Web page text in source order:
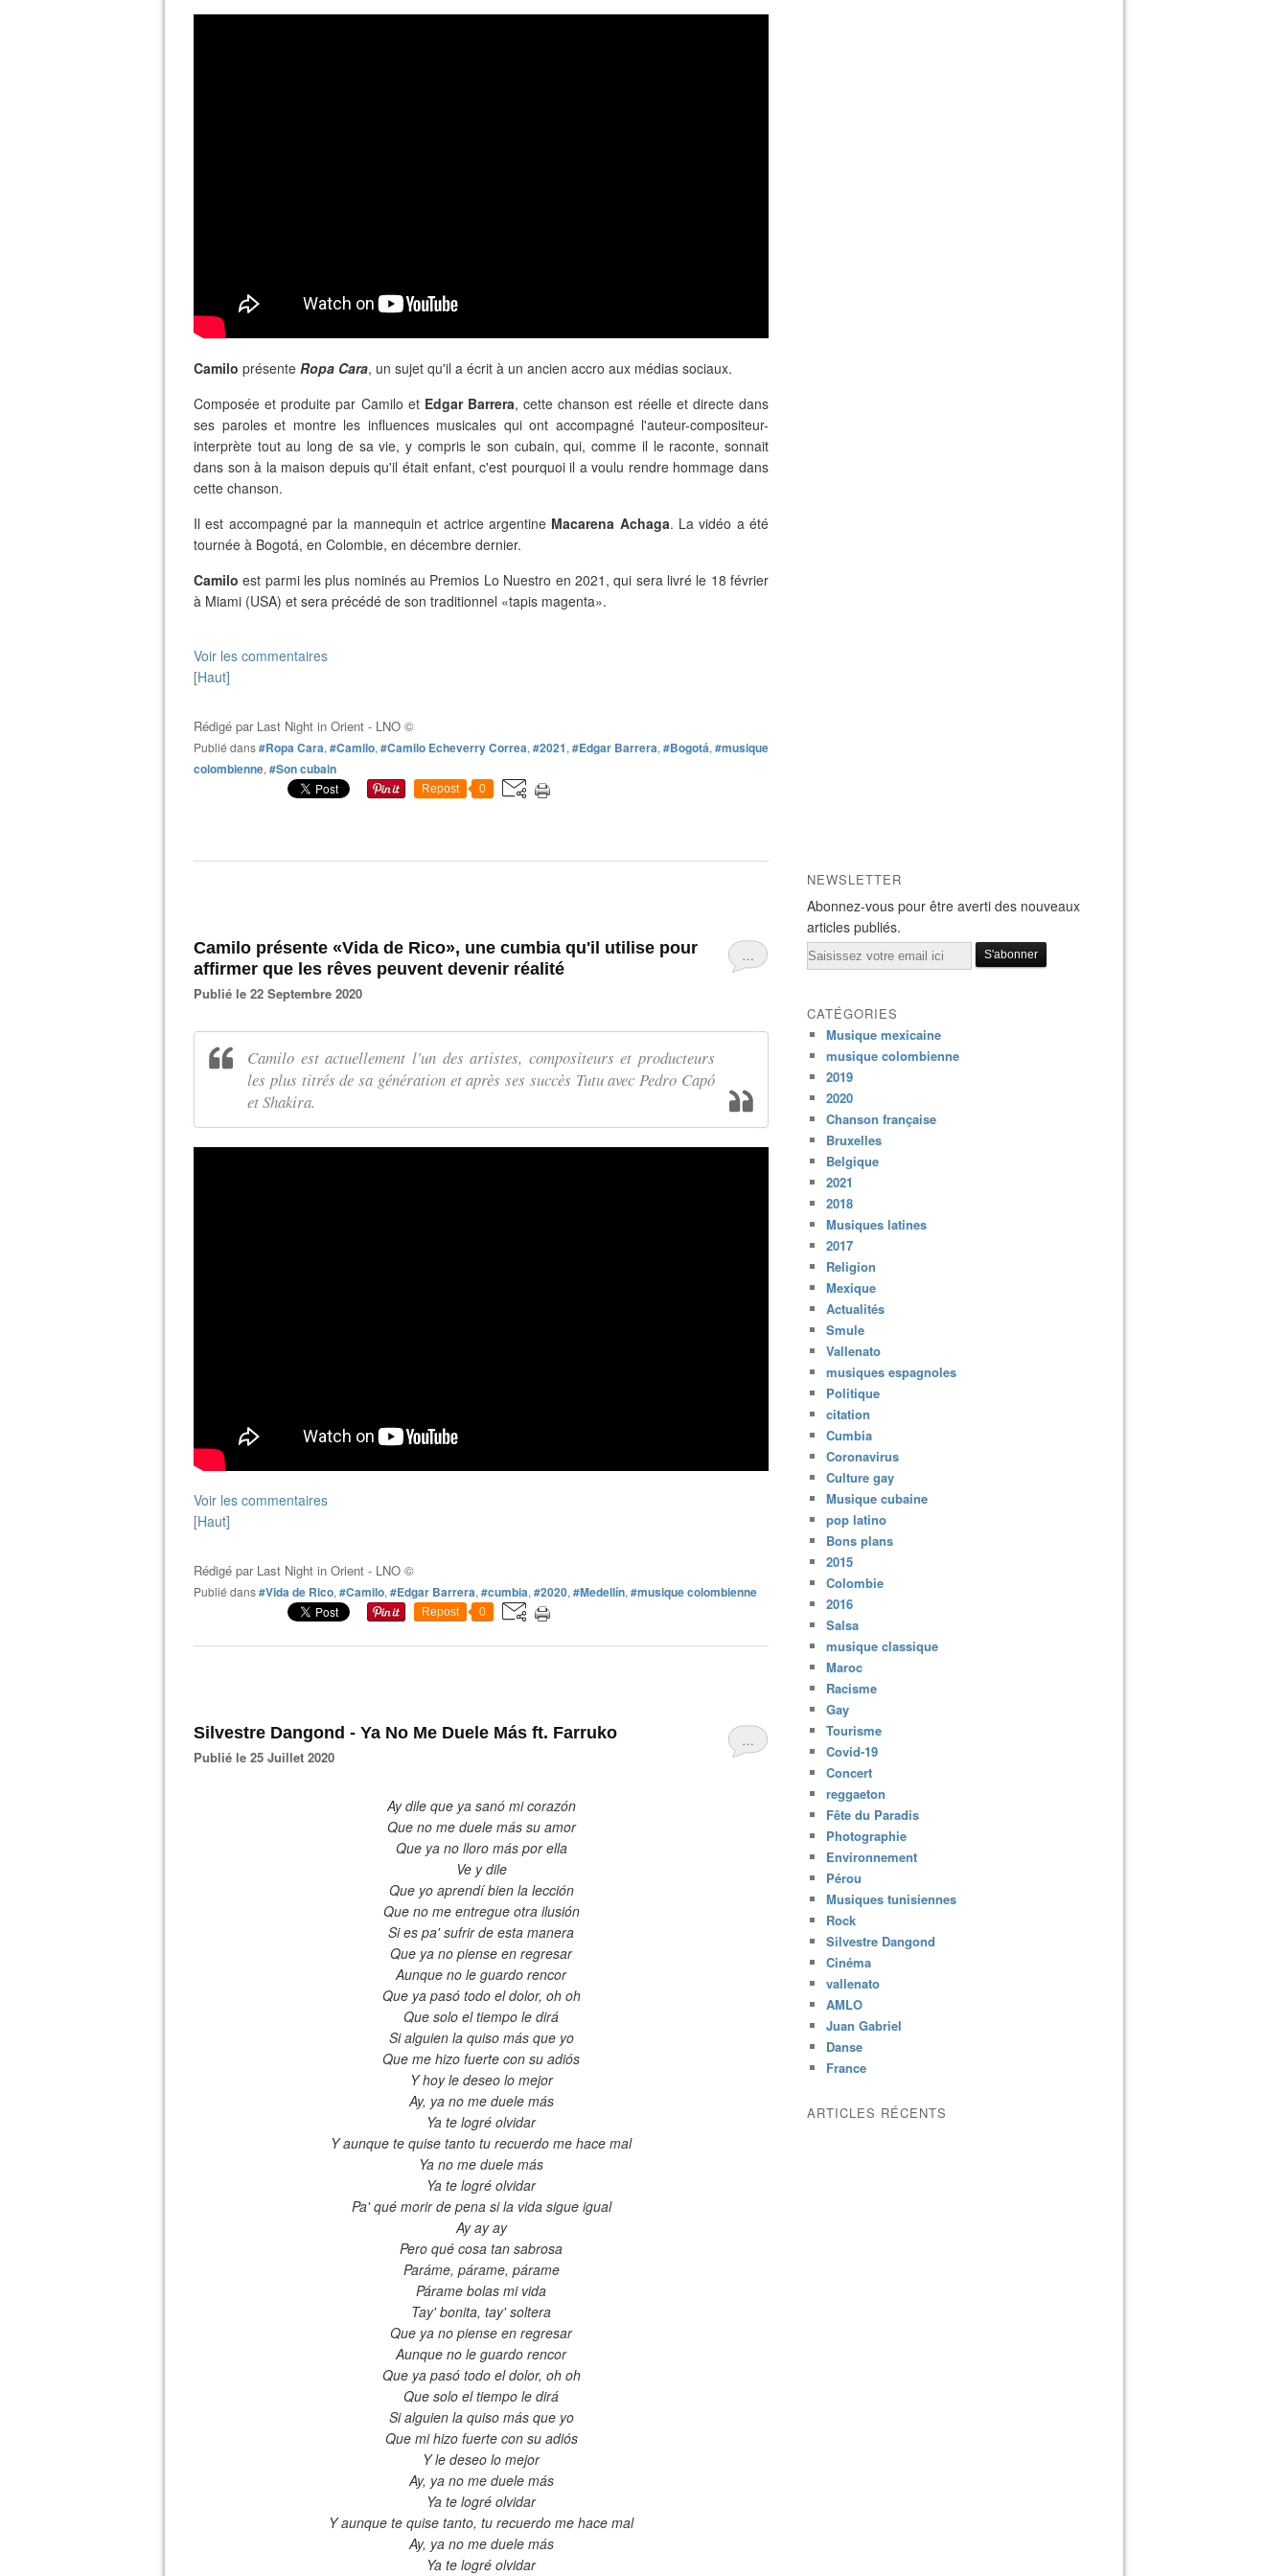
Camilo présente Ropa Cara, un sujet qu'il a écrit à un ancien accro aux médias sociaux.
Composée et produite par Camilo et Edgar Barrera, cette chanson est réelle et directe dans
ses paroles et montre les influences musicales qui ont accompagné l'auteur-compositeur-
interprète tout au long de sa vie, y compris le son cubain, qui, comme il le raconte, sonnait
dans son à la maison depuis qu'il était enfant, c'est pourquoi il a voulu rendre hommage dans
cette chanson.
Il est accompagné par la mannequin et actrice argentine Macarena Achaga. La vidéo a été
tournée à Bogotá, en Colombie, en décembre dernier.
Camilo est parmi les plus nominés au Premios Lo Nuestro en 2021, qui sera livré le 18 février
à Miami (USA) et sera précédé de son traditionnel «tapis magenta».
Voir les commentaires
[Haut]
Rédigé par Last Night in Orient - LNO ©
Publié dans#Ropa Cara, #Camilo, #Camilo Echeverry Correa, #2021, #Edgar Barrera, #Bogotá, #musique
colombienne, #Son cubain
Repost 0
…
Camilo présente «Vida de Rico», une cumbia qu'il utilise pour
affirmer que les rêves peuvent devenir réalité
Publié le 22 Septembre 2020
Camilo est actuellement l'un des artistes, compositeurs et producteurs
les plus titrés de sa génération et après ses succès Tutu avec Pedro Capó
et Shakira.
Voir les commentaires
[Haut]
Rédigé par Last Night in Orient - LNO ©
Publié dans#Vida de Rico, #Camilo, #Edgar Barrera, #cumbia, #2020, #Medellín, #musique colombienne
Repost 0
…
Silvestre Dangond - Ya No Me Duele Más ft. Farruko
Publié le 25 Juillet 2020
Ay dile que ya sanó mi corazón
Que no me duele más su amor
Que ya no lloro más por ella
Ve y dile
Que yo aprendí bien la lección
Que no me entregue otra ilusión
Si es pa' sufrir de esta manera
Que ya no piense en regresar
Aunque no le guardo rencor
Que ya pasó todo el dolor, oh oh
Que solo el tiempo le dirá
Si alguien la quiso más que yo
Que me hizo fuerte con su adiós
Y hoy le deseo lo mejor
Ay, ya no me duele más
Ya te logré olvidar
Y aunque te quise tanto tu recuerdo me hace mal
Ya no me duele más
Ya te logré olvidar
Pa' qué morir de pena si la vida sigue igual
Ay ay ay
Pero qué cosa tan sabrosa
Paráme, párame, párame
Párame bolas mi vida
Tay' bonita, tay' soltera
Que ya no piense en regresar
Aunque no le guardo rencor
Que ya pasó todo el dolor, oh oh
Que solo el tiempo le dirá
Si alguien la quiso más que yo
Que mi hizo fuerte con su adiós
Y le deseo lo mejor
Ay, ya no me duele más
Ya te logré olvidar
Y aunque te quise tanto, tu recuerdo me hace mal
Ay, ya no me duele más
Ya te logré olvidar
NEWSLETTER
Abonnez-vous pour être averti des nouveaux
articles publiés.
Email
CATÉGORIES
Musique mexicaine
musique colombienne
2019
2020
Chanson française
Bruxelles
Belgique
2021
2018
Musiques latines
2017
Religion
Mexique
Actualités
Smule
Vallenato
musiques espagnoles
Politique
citation
Cumbia
Coronavirus
Culture gay
Musique cubaine
pop latino
Bons plans
2015
Colombie
2016
Salsa
musique classique
Maroc
Racisme
Gay
Tourisme
Covid-19
Concert
reggaeton
Fête du Paradis
Photographie
Environnement
Pérou
Musiques tunisiennes
Rock
Silvestre Dangond
Cinéma
vallenato
AMLO
Juan Gabriel
Danse
France
ARTICLES RÉCENTS